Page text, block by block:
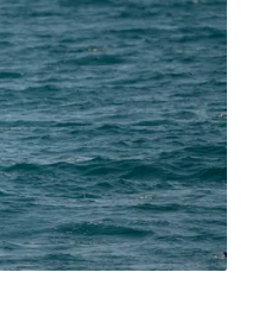
。沒多久，便在約20公
立刻舉起相機，透過觀
布衣的可愛小鳥，這也
這隻黑枕藍鶲在枝頭上
配合導覽老師的講解：
的黑斑，胸前還有一道
的紳士，這是牠與母鳥
，則是公母鳥都有的特
體較不鮮艷。至於牠為
方式